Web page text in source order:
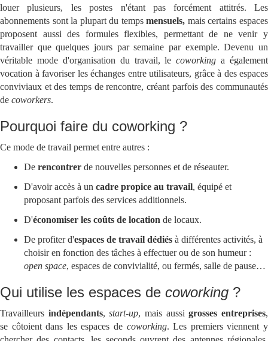
louer plusieurs, les postes n'étant pas forcément attitrés. Les
abonnements sont la plupart du tempsmensuels, mais certains espaces
proposent aussi des formules flexibles, permettant de ne venir y
travailler que quelques jours par semaine par exemple. Devenu un
véritable mode d'organisation du travail, lecoworking a également
vocation à favoriser les échanges entre utilisateurs, grâce à des espaces
conviviaux et des temps de rencontre, créant parfois des communautés
de coworkers.
Pourquoi faire du coworking ?
Ce mode de travail permet entre autres :
De rencontrer de nouvelles personnes et de réseauter.
D'avoir accès à un cadre propice au travail, équipé et
proposant parfois des services additionnels.
D'économiser les coûts de location de locaux.
De profiter d'espaces de travail dédiés à différentes activités, à
choisir en fonction des tâches à effectuer ou de son humeur :
open space, espaces de convivialité, ou fermés, salle de pause…
Qui utilise les espaces de coworking ?
Travailleurs indépendants,start-up, mais aussigrosses entreprises,
se côtoient dans les espaces de coworking. Les premiers viennent y